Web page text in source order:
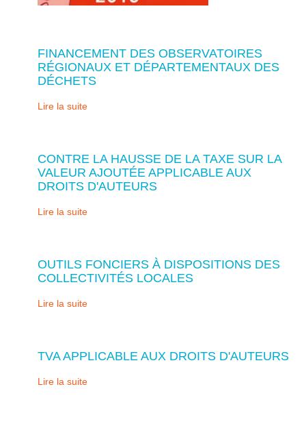
FINANCEMENT DES OBSERVATOIRES
RÉGIONAUX ET DÉPARTEMENTAUX DES
DÉCHETS
Lire la suite
CONTRE LA HAUSSE DE LA TAXE SUR LA
VALEUR AJOUTÉE APPLICABLE AUX
DROITS D'AUTEURS
Lire la suite
OUTILS FONCIERS À DISPOSITIONS DES
COLLECTIVITÉS LOCALES
Lire la suite
TVA APPLICABLE AUX DROITS D'AUTEURS
Lire la suite